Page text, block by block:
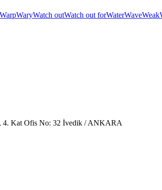
WarpWaryWatch outWatch out forWaterWaveWeak
4. Kat Ofis No: 32 İvedik / ANKARA